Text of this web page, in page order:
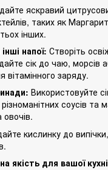
яскравий
таких як
інших.
напої: Створіть
сік до чаю, морсів
вітамінного заряду.
Використовуйте
соусів та
кислинку до
якість для вашої кухні